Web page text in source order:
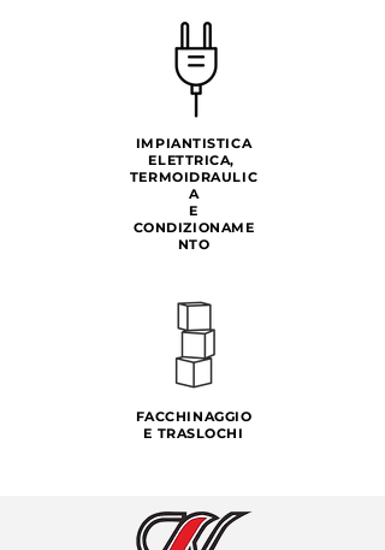
IMPIANTISTICA
ELETTRICA,
TERMOIDRAULIC
A
E
CONDIZIONAME
NTO
FACCHINAGGIO
E TRASLOCHI